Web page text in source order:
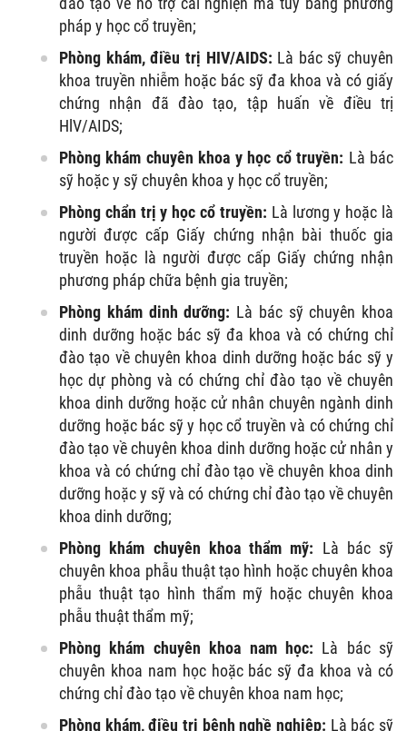
pháp y học cổ truyền;
Phòng khám, điều trị HIV/AIDS: Là bác sỹ chuyên
khoa truyền nhiễm hoặc bác sỹ đa khoa và có giấy
chứng nhận đã đào tạo, tập huấn về điều trị
HlV/AIDS;
Phòng khám chuyên khoa y học cổ truyền: Là bác
sỹ hoặc y sỹ chuyên khoa y học cổ truyền;
Phòng chẩn trị y học cổ truyền: Là lương y hoặc là
người được cấp Giấy chứng nhận bài thuốc gia
truyền hoặc là người được cấp Giấy chứng nhận
phương pháp chữa bệnh gia truyền;
Phòng khám dinh dưỡng: Là bác sỹ chuyên khoa
dinh dưỡng hoặc bác sỹ đa khoa và có chứng chỉ
đào tạo về chuyên khoa dinh dưỡng hoặc bác sỹ y
học dự phòng và có chứng chỉ đào tạo về chuyên
khoa dinh dưỡng hoặc cử nhân chuyên ngành dinh
dưỡng hoặc bác sỹ y học cổ truyền và có chứng chỉ
đào tạo về chuyên khoa dinh dưỡng hoặc cử nhân y
khoa và có chứng chỉ đào tạo về chuyên khoa dinh
dưỡng hoặc y sỹ và có chứng chỉ đào tạo về chuyên
khoa dinh dưỡng;
Phòng khám chuyên khoa thẩm mỹ: Là bác sỹ
chuyên khoa phẫu thuật tạo hình hoặc chuyên khoa
phẫu thuật tạo hình thẩm mỹ hoặc chuyên khoa
phẫu thuật thẩm mỹ;
Phòng khám chuyên khoa nam học: Là bác sỹ
chuyên khoa nam học hoặc bác sỹ đa khoa và có
chứng chỉ đào tạo về chuyên khoa nam học;
Phòng khám, điều trị bệnh nghề nghiệp: Là bác sỹ